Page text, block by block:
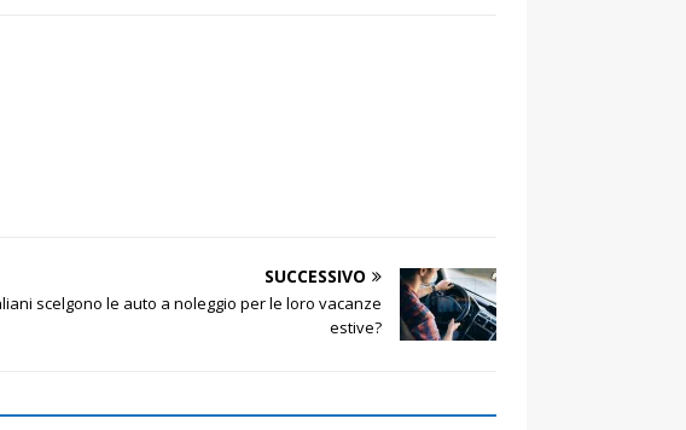
SUCCESSIVO
scelgono le auto a noleggio per le loro vacanze
estive?